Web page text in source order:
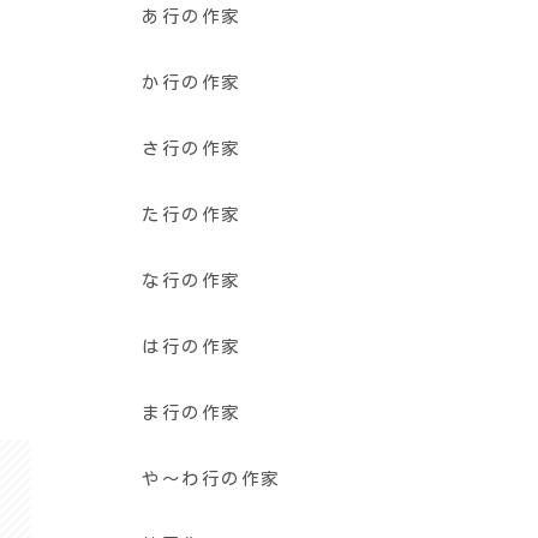
あ行の作家
か行の作家
さ行の作家
た行の作家
な行の作家
は行の作家
ま行の作家
や〜わ行の作家